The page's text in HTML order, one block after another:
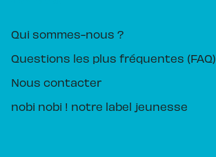
Qui sommes-nous ?
Questions les plus fréquentes (FAQ)
Nous contacter
nobi nobi ! notre label jeunesse